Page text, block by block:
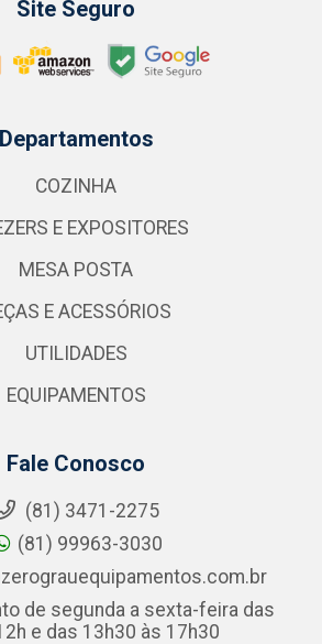
Site Seguro
Departamentos
COZINHA
E EXPOSITORES
MESA POSTA
E ACESSÓRIOS
UTILIDADES
EQUIPAMENTOS
Fale Conosco
(81) 3471-2275
(81) 99963-3030
de segunda a sexta-feira das
e das 13h30 às 17h30